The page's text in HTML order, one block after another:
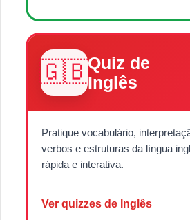
🇬🇧Quiz de
Inglês
Pratique vocabulário,
verbos e estruturas da língua
rápida e interativa.
Ver quizzes de Inglês